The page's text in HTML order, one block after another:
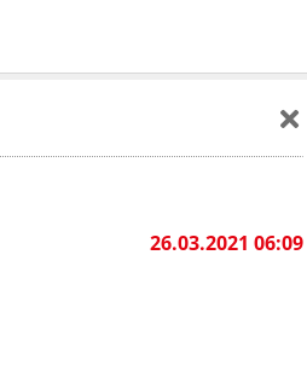
26.03.2021 06:09